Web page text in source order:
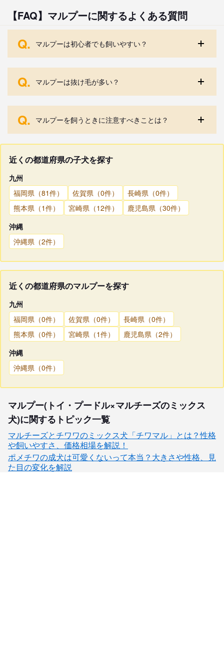
【FAQ】マルプーに関するよくある質問
Q. マルプーは初心者でも飼いやすい？
Q. マルプーは抜け毛が多い？
Q. マルプーを飼うときに注意すべきことは？
近くの都道府県の子犬を探す
九州
福岡県（81件）
佐賀県（0件）
長崎県（0件）
熊本県（1件）
宮崎県（12件）
鹿児島県（30件）
沖縄
沖縄県（2件）
近くの都道府県のマルプーを探す
九州
福岡県（0件）
佐賀県（0件）
長崎県（0件）
熊本県（0件）
宮崎県（1件）
鹿児島県（2件）
沖縄
沖縄県（0件）
マルプー(トイ・プードル×マルチーズのミックス
犬)に関するトピック一覧
マルチーズとチワワのミックス犬「チワマル」とは？性格
や飼いやすさ、価格相場を解説！
ポメチワの成犬は可愛くないって本当？大きさや性格、見
た目の変化を解説